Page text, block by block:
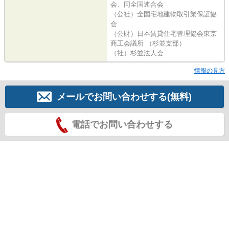
会、同全国連合会
（公社）全国宅地建物取引業保証協
会
（公財）日本賃貸住宅管理協会東京
商工会議所 （杉並支部）
（社）杉並法人会
情報の見方
メールでお問い合わせする(無料)
電話でお問い合わせする